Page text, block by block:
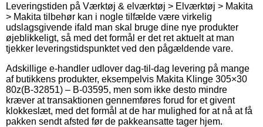
Leveringstiden på Værktøj & elværktøj > Elværktøj > Makita
> Makita tilbehør kan i nogle tilfælde være virkelig
udslagsgivende ifald man skal bruge dine nye produkter
øjeblikkeligt, så med det formål er det ret aktuelt at man
tjekker leveringstidspunktet ved den pågældende vare.
Adskillige e-handler udlover dag-til-dag levering på mange
af butikkens produkter, eksempelvis Makita Klinge 305×30
80z(B-32851) – B-03595, men som ikke desto mindre
kræver at transaktionen gennemføres forud for et givent
klokkeslæt, med det formål at de har mulighed for at nå at få
pakken sendt afsted før de pakkeansatte tager hjem.